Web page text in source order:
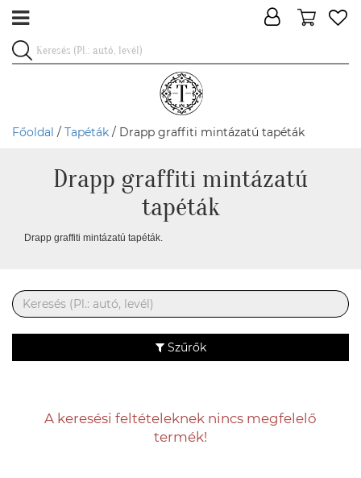
Főoldal / Tapéták / Drapp graffiti mintázatú tapéták
Drapp graffiti mintázatú
tapéták
Drapp graffiti mintázatú tapéták.
Szűrők
A keresési feltételeknek nincs megfelelő
termék!